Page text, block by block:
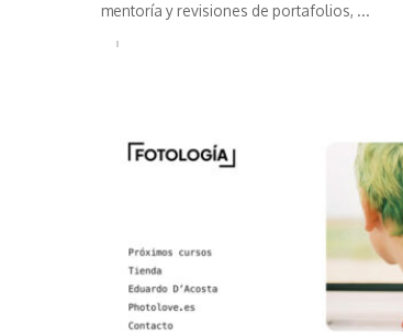
mentoría y revisiones de portafolios, ...